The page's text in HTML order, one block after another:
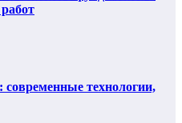
современные технологии,